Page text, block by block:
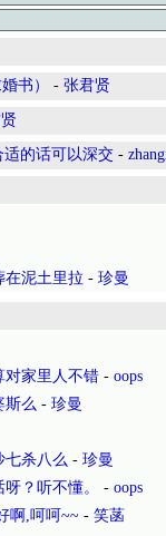
书） - 张君贤
的话可以深交 -
在泥土里拉 - 珍曼
对家里人不错 - oops
斯么 - 珍曼
七杀八么 - 珍曼
？听不懂。
- oops
啊,呵呵~~ - 笑菡